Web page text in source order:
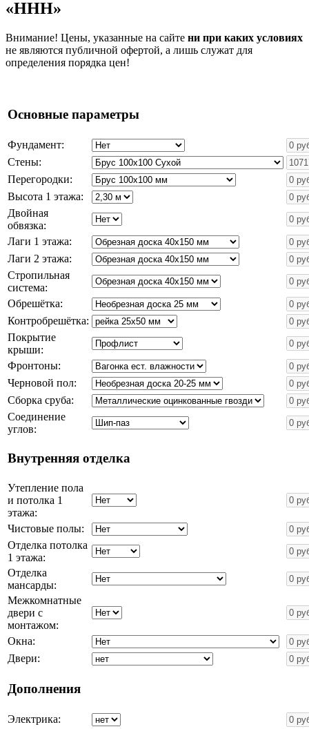
«HHH»
Внимание! Цены, указанные на сайте ни при каких условиях
не являются публичной офертой, а лишь служат для
определения порядка цен!
Основные параметры
Фундамент:
Стены:
Перегородки:
Высота 1 этажа:
Двойная
обвязка:
Лаги 1 этажа:
Лаги 2 этажа:
Стропильная
система:
Обрешётка:
Контробрешётка:
Покрытие
крыши:
Фронтоны:
Черновой пол:
Сборка сруба:
Соединение
углов:
Внутренняя отделка
Утепление пола
и потолка 1
этажа:
Чистовые полы:
Отделка потолка
1 этажа:
Отделка
мансарды:
Межкомнатные
двери с
монтажом:
Окна:
Двери:
Дополнения
Электрика: